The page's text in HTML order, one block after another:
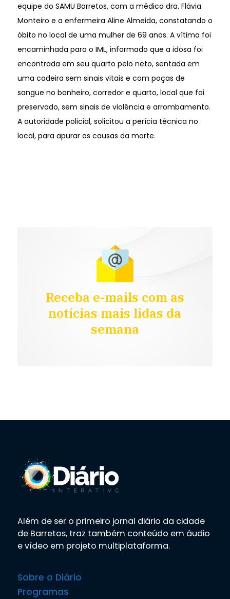
equipe do SAMU Barretos, com a médica dra. Flávia
Monteiro e a enfermeira Aline Almeida, constatando o
óbito no local de uma mulher de 69 anos. A vítima foi
encaminhada para o IML, informado que a idosa foi
encontrada em seu quarto pelo neto, sentada em
uma cadeira sem sinais vitais e com poças de
sangue no banheiro, corredor e quarto, local que foi
preservado, sem sinais de violência e arrombamento.
A autoridade policial, solicitou a perícia técnica no
local, para apurar as causas da morte.
Receba e-mails com as
notícias mais lidas da
semana
Além de ser o primeiro jornal diário da cidade
de Barretos, traz também conteúdo em áudio
e vídeo em projeto multiplataforma.
Sobre o Diário
Programas